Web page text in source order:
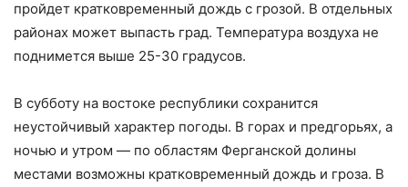
пройдет кратковременный дождь с грозой. В отдельных
районах может выпасть град. Температура воздуха не
поднимется выше 25-30 градусов.
В субботу на востоке республики сохранится
неустойчивый характер погоды. В горах и предгорьях, а
ночью и утром — по областям Ферганской долины
местами возможны кратковременный дождь и гроза. В